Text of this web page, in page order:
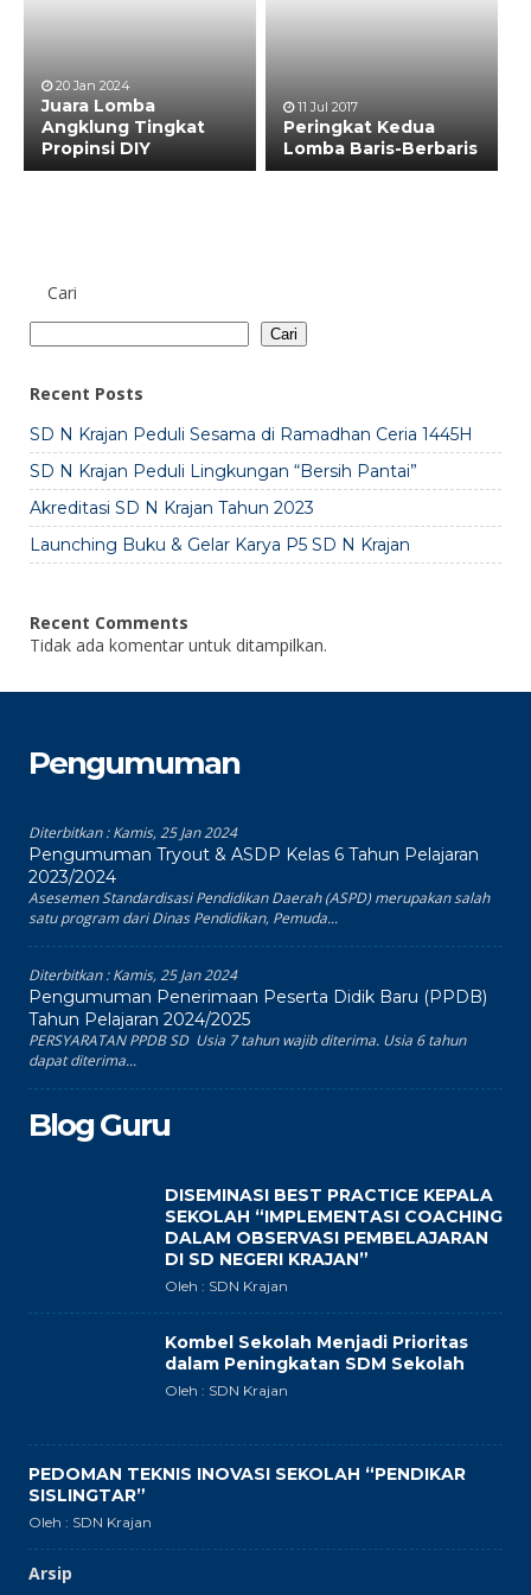
20 Jan 2024
Juara Lomba
Angklung Tingkat
Propinsi DIY
11 Jul 2017
Peringkat Kedua
Lomba Baris-Berbaris
Cari
Cari
Recent Posts
SD N Krajan Peduli Sesama di Ramadhan Ceria 1445H
SD N Krajan Peduli Lingkungan “Bersih Pantai”
Akreditasi SD N Krajan Tahun 2023
Launching Buku & Gelar Karya P5 SD N Krajan
Recent Comments
Tidak ada komentar untuk ditampilkan.
Pengumuman
Diterbitkan :Kamis, 25 Jan 2024
Pengumuman Tryout & ASDP Kelas 6 Tahun Pelajaran
2023/2024
Asesemen Standardisasi Pendidikan Daerah (ASPD) merupakan salah
satu program dari Dinas Pendidikan, Pemuda...
Diterbitkan :Kamis, 25 Jan 2024
Pengumuman Penerimaan Peserta Didik Baru (PPDB)
Tahun Pelajaran 2024/2025
PERSYARATAN PPDB SD Usia 7 tahun wajib diterima. Usia 6 tahun
dapat diterima...
Blog Guru
DISEMINASI BEST PRACTICE KEPALA
SEKOLAH “IMPLEMENTASI COACHING
DALAM OBSERVASI PEMBELAJARAN
DI SD NEGERI KRAJAN”
Oleh : SDN Krajan
Kombel Sekolah Menjadi Prioritas
dalam Peningkatan SDM Sekolah
Oleh : SDN Krajan
PEDOMAN TEKNIS INOVASI SEKOLAH “PENDIKAR
SISLINGTAR”
Oleh : SDN Krajan
Arsip